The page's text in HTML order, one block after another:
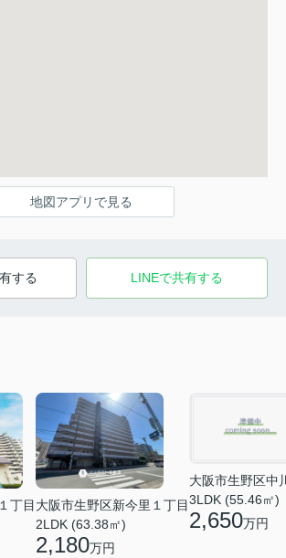
地図アプリで見る
する LINEで共有する
丁目 大阪市生野区新今里１丁目
2LDK (63.38㎡)
2,180万円
大阪市生野区中
3LDK (55.46㎡)
2,650万円